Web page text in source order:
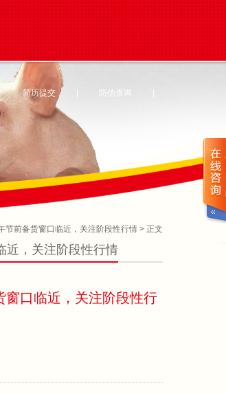
| 简历提交 防伪查询
节前备货窗口临近，关注阶段性行情 > 正文
近，关注阶段性行情
口临近，关注阶段性行